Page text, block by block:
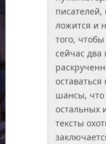
ложится и
того,
сейчас
шансы, что
остальных
тексты